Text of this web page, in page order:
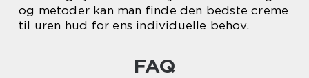
og metoder kan man finde den bedste creme
til uren hud for ens individuelle behov.
FAQ